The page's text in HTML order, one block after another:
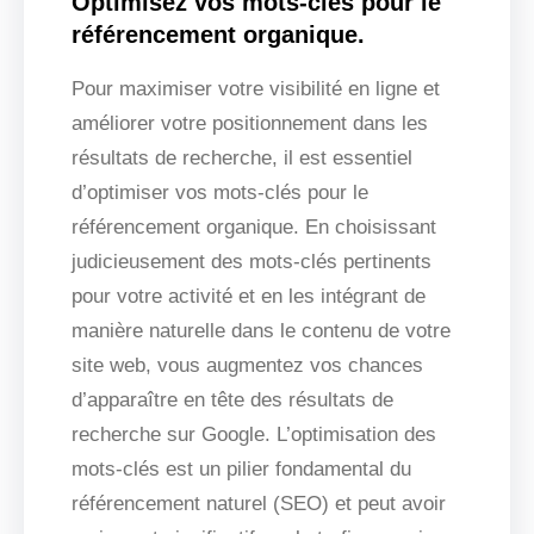
référencement organique.
Pour maximiser votre visibilité en ligne et
améliorer votre positionnement dans les
résultats de recherche, il est essentiel
d’optimiser vos mots-clés pour le
référencement organique. En choisissant
judicieusement des mots-clés pertinents
pour votre activité et en les intégrant de
manière naturelle dans le contenu de votre
site web, vous augmentez vos chances
d’apparaître en tête des résultats de
recherche sur Google. L’optimisation des
mots-clés est un pilier fondamental du
référencement naturel (SEO) et peut avoir